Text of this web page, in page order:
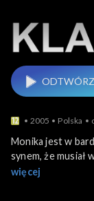
ODTWÓRZ
2005 Polska
Monika jest w
synem, że musiał
pomocy u Pawła.
więcej